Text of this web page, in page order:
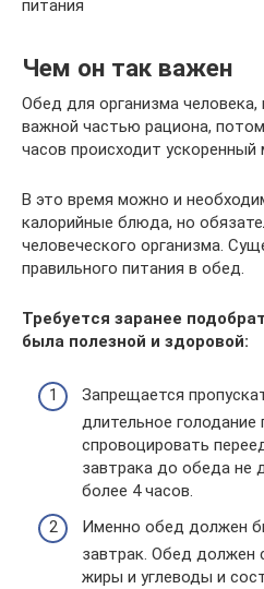
питания
Чем он так важен
Обед для организма человека,
важной частью рациона,
часов происходит ускоренный
В это время можно и
калорийные блюда, но
человеческого организма.
правильного питания в обед.
Требуется заранее
была полезной и здоровой:
Запрещается
длительное голодание
спровоцировать
завтрака до обеда
более 4 часов.
Именно обед должен
завтрак. Обед должен
жиры и углеводы и